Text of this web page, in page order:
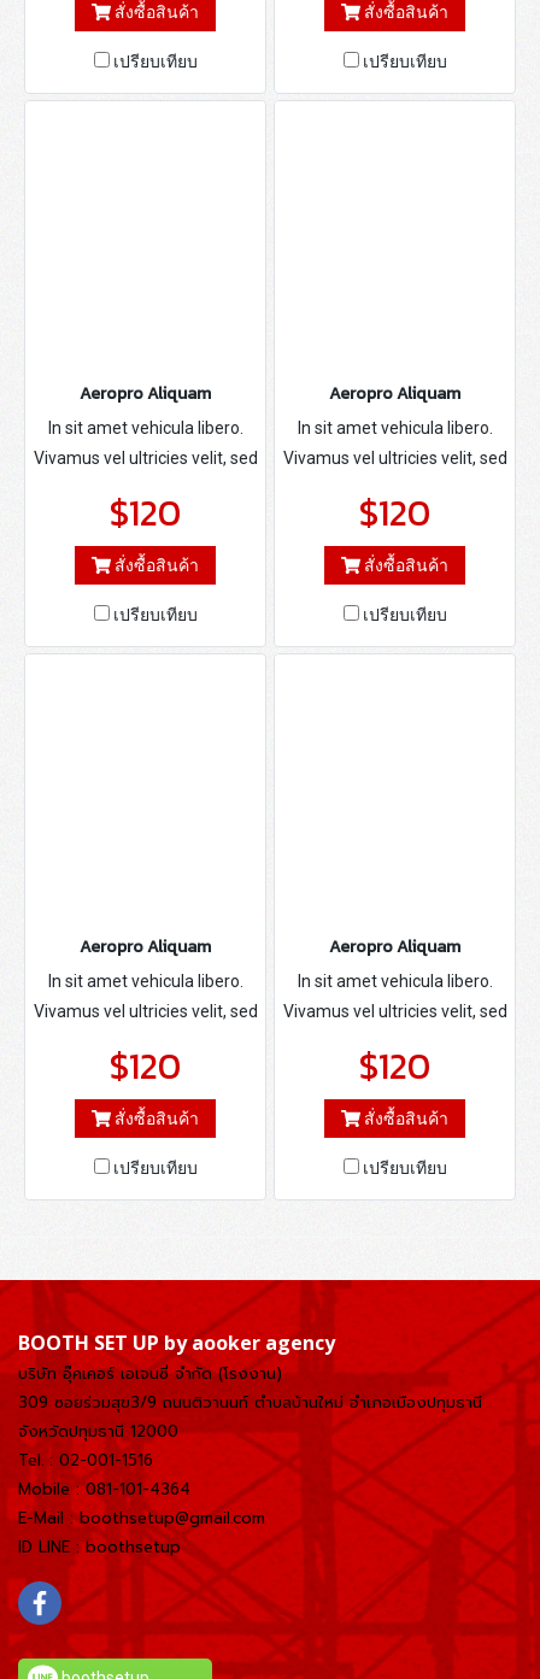
สั่งซื้อสินค้า
เปรียบเทียบ
สั่งซื้อสินค้า
เปรียบเทียบ
Aeropro Aliquam
In sit amet vehicula libero.
Vivamus vel ultricies velit, sed
$120
สั่งซื้อสินค้า
เปรียบเทียบ
Aeropro Aliquam
In sit amet vehicula libero.
Vivamus vel ultricies velit, sed
$120
สั่งซื้อสินค้า
เปรียบเทียบ
Aeropro Aliquam
In sit amet vehicula libero.
Vivamus vel ultricies velit, sed
$120
สั่งซื้อสินค้า
เปรียบเทียบ
Aeropro Aliquam
In sit amet vehicula libero.
Vivamus vel ultricies velit, sed
$120
สั่งซื้อสินค้า
เปรียบเทียบ
BOOTH SET UP by aooker agency
บริษัท อุ๊คเคอร์ เอเจนซี่ จำกัด (โรงงาน)
309 ซอยร่วมสุข3/9 ถนนติวานนท์ ตำบลบ้านใหม่อำเภอเมืองปทุมธานี
จังหวัดปทุมธานี 12000
Tel. : 02-001-1516
Mobile : 081-101-4364
E-Mail : boothsetup@gmail.com
ID LINE : boothsetup